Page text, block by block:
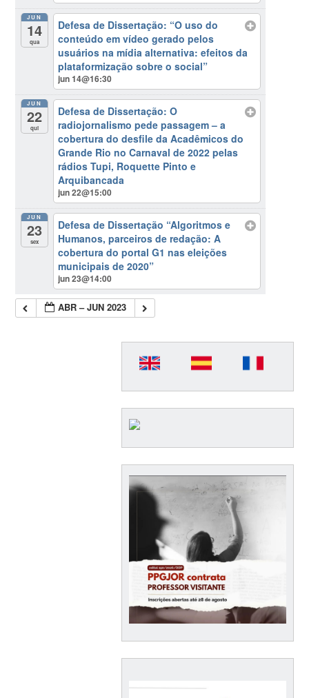
JUN
14
qua
Defesa de Dissertação: “O uso do
conteúdo em vídeo gerado pelos
usuários na mídia alternativa: efeitos da
plataformização sobre o social”
jun 14@16:30
JUN
22
qui
Defesa de Dissertação: O
radiojornalismo pede passagem – a
cobertura do desfile da Acadêmicos do
Grande Rio no Carnaval de 2022 pelas
rádios Tupi, Roquette Pinto e
Arquibancada
jun 22@15:00
JUN
23
sex
Defesa de Dissertação “Algoritmos e
Humanos, parceiros de redação: A
cobertura do portal G1 nas eleições
municipais de 2020”
jun 23@14:00
ABR – JUN 2023